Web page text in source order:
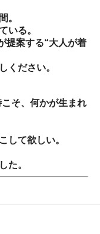
。
いる。
提案する“大人が着
ください。
そ、何かが生まれ
して欲しい。
た。